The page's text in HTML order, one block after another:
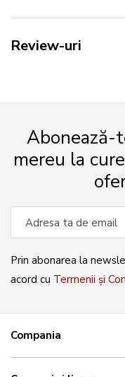
Review-uri
mereu la
Prin abonarea la
acord cu Termenii și
Compania